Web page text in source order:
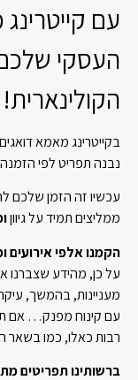
עם
העסקי
הקולינארית!
בקייטרינג מאמא
נבנה תפריט לפי
עכשיו זה הזמן שלכם
ממליצים תמיד על גיוון
הקמנו אלפי אירועים
על כן, מהידע שצברנו
מעניינות, בהמשך,
עם קינוח מפנק… אם
רבות כאלו, כמו בשאר
ברשותינו תפריטים